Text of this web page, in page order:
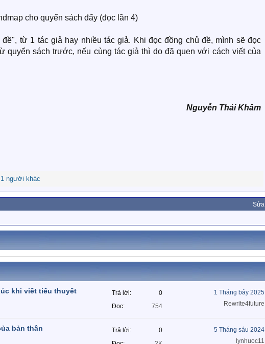
cho quyển sách đấy (đọc lần 4)
từ 1 tác giả hay nhiều tác giả. Khi đọc đồng chủ đề, mình sẽ đọc
quyển sách trước, nếu cùng tác giả thì do đã quen với cách viết của
Nguyễn Thái Khâm
người khác
Sửa
khi viết tiểu thuyết Trả lời
0
Đọc
754
1 Tháng bảy 2025
Rewrite4future
bản thân Trả lời
0
5 Tháng sáu 2024
lynhuoc11